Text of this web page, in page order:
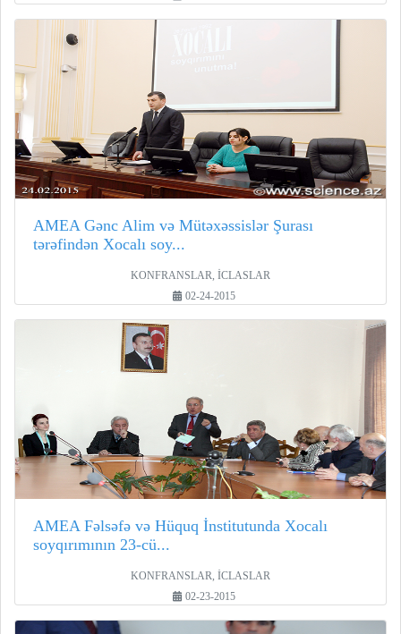
AMEA Gənc Alim və Mütəxəssislər Şurası
tərəfindən Xocalı soy...
KONFRANSLAR, İCLASLAR
02-24-2015
AMEA Fəlsəfə və Hüquq İnstitutunda Xocalı
soyqırımının 23-cü...
KONFRANSLAR, İCLASLAR
02-23-2015